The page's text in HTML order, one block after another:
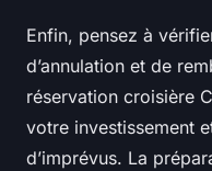
Enfin, pensez à
d’annulation et de
réservation croisière
votre investissement
d’imprévus. La